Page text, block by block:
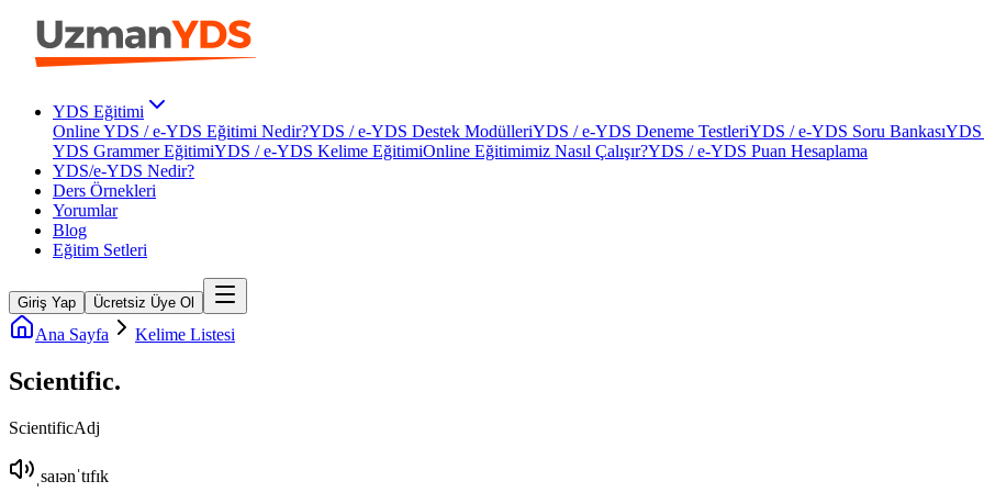
YDS Eğitimi
Online YDS / e-YDS Eğitimi Nedir?YDS / e-YDS Destek ModülleriYDS / e-YDS Deneme TestleriYDS / e-YDS Soru BankasıYDS
YDS Grammer EğitimiYDS / e-YDS Kelime EğitimiOnline Eğitimimiz Nasıl Çalışır?YDS / e-YDS Puan Hesaplama
YDS/e-YDS Nedir?
Ders Örnekleri
Yorumlar
Blog
Eğitim Setleri
Giriş Yap Ücretsiz Üye Ol
Ana Sayfa Kelime Listesi
Scientific.
ScientificAdj
ˌsaɪənˈtɪfɪk